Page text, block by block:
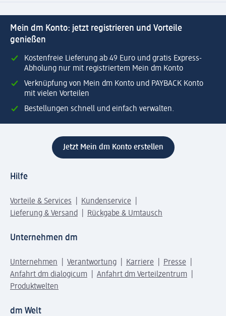
Mein dm Konto: jetzt registrieren und Vorteile
genießen
Kostenfreie Lieferung ab 49 Euro und gratis Express-
Abholung nur mit registriertem Mein dm Konto
Verknüpfung von Mein dm Konto und PAYBACK Konto
mit vielen Vorteilen
Bestellungen schnell und einfach verwalten.
Jetzt Mein dm Konto erstellen
Hilfe
Vorteile & Services
Kundenservice
Lieferung & Versand
Rückgabe & Umtausch
Unternehmen dm
Unternehmen Verantwortung Karriere
Presse
Anfahrt dm dialogicum
Anfahrt dm Verteilzentrum
Produktwelten
dm Welt